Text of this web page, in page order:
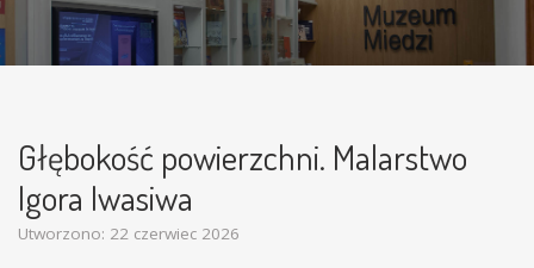
Głębokość powierzchni. Malarstwo
Igora Iwasiwa
Utworzono: 22 czerwiec 2026